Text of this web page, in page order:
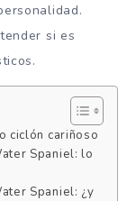
si es
ciclón cariñoso
Spaniel: lo
Spaniel: ¿y